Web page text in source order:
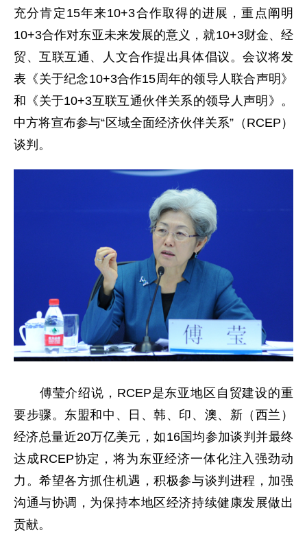
充分肯定15年来10+3合作取得的进展，重点阐明
10+3合作对东亚未来发展的意义，就10+3财金、经
贸、互联互通、人文合作提出具体倡议。会议将发
表《关于纪念10+3合作15周年的领导人联合声明》
和《关于10+3互联互通伙伴关系的领导人声明》。
中方将宣布参与“区域全面经济伙伴关系”（RCEP）
谈判。
傅莹介绍说，RCEP是东亚地区自贸建设的重
要步骤。东盟和中、日、韩、印、澳、新（西兰）
经济总量近20万亿美元，如16国均参加谈判并最终
达成RCEP协定，将为东亚经济一体化注入强劲动
力。希望各方抓住机遇，积极参与谈判进程，加强
沟通与协调，为保持本地区经济持续健康发展做出
贡献。